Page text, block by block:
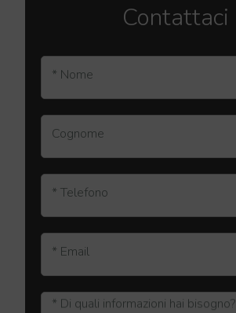
Contattaci
* Nome
Cognome
* Telefono
* Email
* Di quali informazioni hai bisogno?